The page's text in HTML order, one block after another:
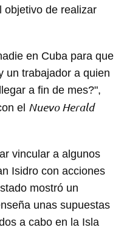
objetivo de realizar
en Cuba para que
un trabajador a quien
a fin de mes?",
el Nuevo Herald
vincular a algunos
Isidro con acciones
mostró un
unas supuestas
a cabo en la Isla